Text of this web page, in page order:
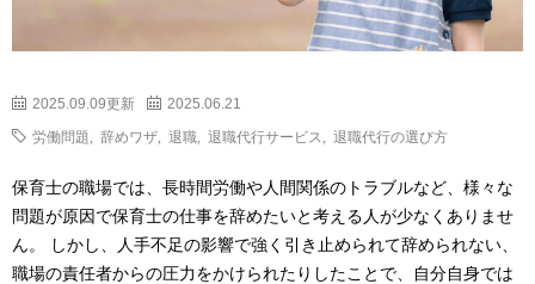
2025.09.09更新 2025.06.21
労働問題 辞めワザ 退職 退職代行サービス 退職代行の選び方
保育士の職場では、長時間労働や人間関係のトラブルなど、様々な
問題が原因で保育士の仕事を辞めたいと考える人が少なくありませ
ん。 しかし、人手不足の影響で強く引き止められて辞められない、
職場の責任者からの圧力をかけられたりしたことで、自分自身では